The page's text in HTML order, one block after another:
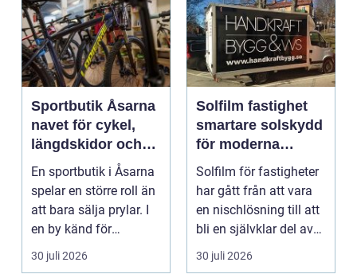
Sportbutik Åsarna
navet för cykel,
längdskidor och
löpning i södra
jämtland
En sportbutik i Åsarna
spelar en större roll än
att bara sälja prylar. I
en by känd för
längdskidåkn...
30 juli 2026
Solfilm fastighet
smartare solskydd
för moderna
byggnader
Solfilm för fastigheter
har gått från att vara
en nischlösning till att
bli en självklar del av
mode...
30 juli 2026